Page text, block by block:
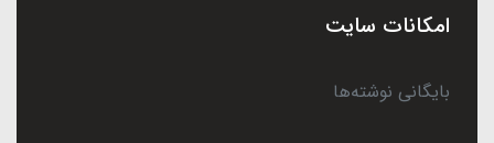
امکانات سایت
بایگانی نوشته‌ها